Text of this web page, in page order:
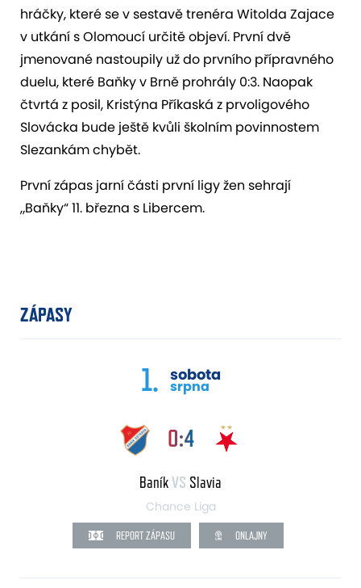
hráčky, které se v sestavě trenéra Witolda Zajace
v utkání s Olomoucí určitě objeví. První dvě
jmenované nastoupily už do prvního přípravného
duelu, které Baňky v Brně prohrály 0:3. Naopak
čtvrtá z posil, Kristýna Příkaská z prvoligového
Slovácka bude ještě kvůli školním povinnostem
Slezankám chybět.
První zápas jarní části první ligy žen sehrají
„Baňky“ 11. března s Libercem.
ZÁPASY
1. sobota
srpna
0:4
BaníkVS Slavia
Chance Liga
REPORT ZÁPASU ONLAJNY